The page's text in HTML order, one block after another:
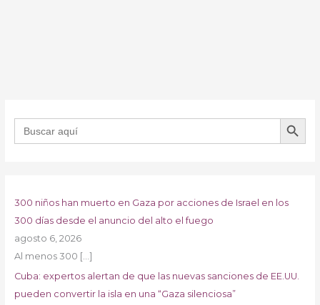
Buscar: BOTÓN DE
300 niños han muerto en Gaza por acciones de Israel en los
300 días desde el anuncio del alto el fuego
agosto 6, 2026
Al menos 300 […]
Cuba: expertos alertan de que las nuevas sanciones de EE.UU.
pueden convertir la isla en una “Gaza silenciosa”